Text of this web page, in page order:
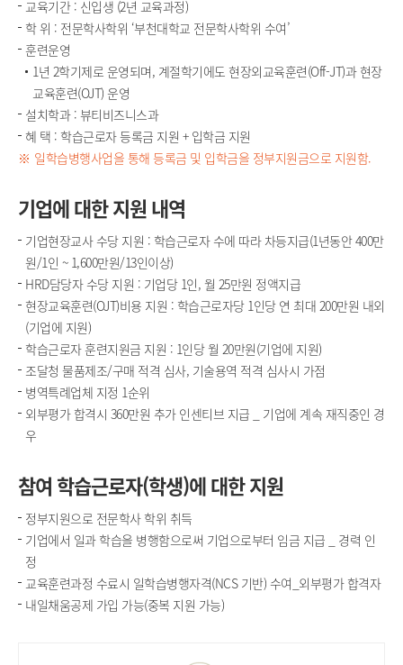
교육기간 : 신입생 (2년 교육과정)
학 위 : 전문학사학위 ‘부천대학교 전문학사학위 수여’
훈련운영
1년 2학기제로 운영되며, 계절학기에도 현장외교육훈련(Off-JT)과 현장
교육훈련(OJT) 운영
설치학과 : 뷰티비즈니스과
혜 택 : 학습근로자 등록금 지원 + 입학금 지원
일학습병행사업을 통해 등록금 및 입학금을 정부지원금으로 지원함.
기업에 대한 지원 내역
기업현장교사 수당 지원 : 학습근로자 수에 따라 차등지급(1년동안 400만
원/1인 ~ 1,600만원/13인이상)
HRD담당자 수당 지원 : 기업당 1인, 월 25만원 정액지급
현장교육훈련(OJT)비용 지원 : 학습근로자당 1인당 연 최대 200만원 내외
(기업에 지원)
학습근로자 훈련지원금 지원 : 1인당 월 20만원(기업에 지원)
조달청 물품제조/구매 적격 심사, 기술용역 적격 심사시 가점
병역특례업체 지정 1순위
외부평가 합격시 360만원 추가 인센티브 지급 _ 기업에 계속 재직중인 경
우
참여 학습근로자(학생)에 대한 지원
정부지원으로 전문학사 학위 취득
기업에서 일과 학습을 병행함으로써 기업으로부터 임금 지급 _ 경력 인
정
교육훈련과정 수료시 일학습병행자격(NCS 기반) 수여_외부평가 합격자
내일채움공제 가입 가능(중복 지원 가능)